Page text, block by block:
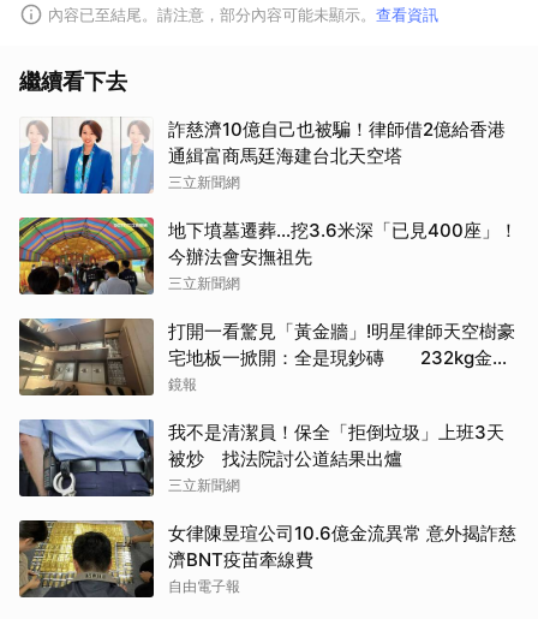
內容已至結尾。請注意，部分內容可能未顯示。 查看資訊
繼續看下去
詐慈濟10億自己也被騙！律師借2億給香港
通緝富商馬廷海建台北天空塔
三立新聞網
地下墳墓遷葬…挖3.6米深「已見400座」！
今辦法會安撫祖先
三立新聞網
打開一看驚見「黃金牆」!明星律師天空樹豪
宅地板一掀開：全是現鈔磚 232kg金山
震撼影像曝
鏡報
我不是清潔員！保全「拒倒垃圾」上班3天
被炒 找法院討公道結果出爐
三立新聞網
女律陳昱瑄公司10.6億金流異常 意外揭詐慈
濟BNT疫苗牽線費
自由電子報
取消